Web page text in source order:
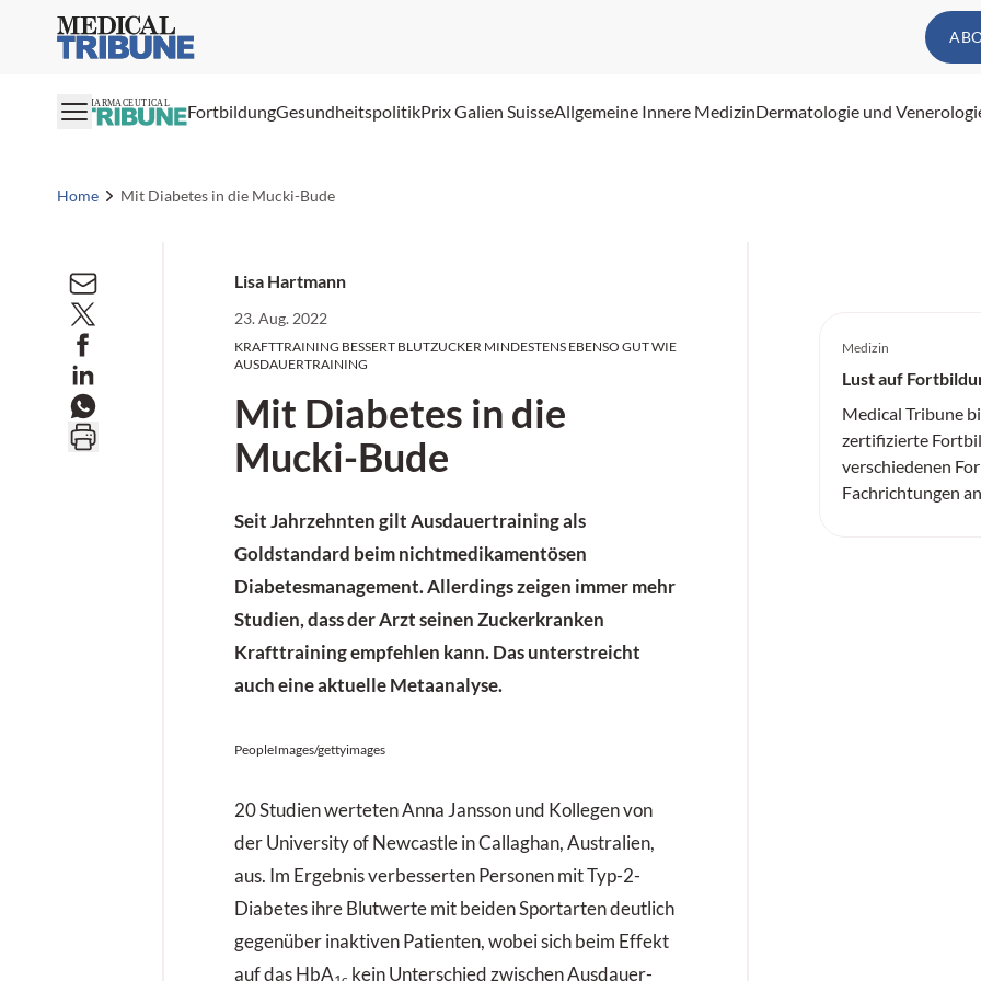
Medical Tribune
PHARMACEUTICAL FortbildungGesundheitspolitikPrix Galien SuisseAllgemeine Innere MedizinDermatologie und
Home Mit Diabetes in die Mucki-Bude
Lisa Hartmann
23. Aug. 2022
KRAFTTRAINING BESSERT BLUTZUCKER MINDESTENS EBENSO GUT WIE
AUSDAUERTRAINING
Mit Diabetes in die
Mucki-Bude
Seit Jahrzehnten gilt Ausdauertraining als
Goldstandard beim nichtmedikamentösen
Diabetesmanagement. Allerdings zeigen immer mehr
Studien, dass der Arzt seinen Zuckerkranken
Krafttraining empfehlen kann. Das unterstreicht
auch eine aktuelle Metaanalyse.
PeopleImages/gettyimages
20 Studien werteten Anna Jansson und Kollegen von
der University of Newcastle in Callaghan, Australien,
aus. Im Ergebnis verbesserten Personen mit Typ-2-
Diabetes ihre Blutwerte mit beiden Sportarten deutlich
gegenüber inaktiven Patienten, wobei sich beim Effekt
auf das HbA
kein Unterschied zwischen Ausdauer-
Medizin
Lust auf
Medical Tribune
zertifizierte
verschiedenen
Fachrichtungen